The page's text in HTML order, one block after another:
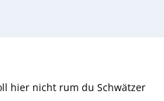
hier nicht rum du Schwätzer